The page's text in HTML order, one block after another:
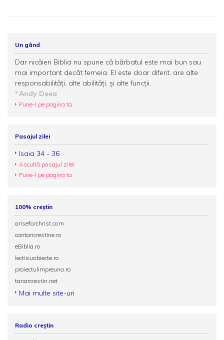
Un gând
Dar nicăieri Biblia nu spune că bărbatul este mai bun sau
mai important decât femeia. El este doar diferit, are alte
responsabilităţi, alte abilităţi, şi alte funcţii.
Andy Deea
Pune-l pe pagina ta
Pasajul zilei
Isaia 34 - 36
Ascultă pasajul zilei
Pune-l pe pagina ta
100% creștin
ariseforchrist.com
cantaricrestine.ro
eBiblia.ro
lectiicuobiecte.ro
proiectulimpreuna.ro
tanarcrestin.net
Mai multe site-uri
Radio creștin